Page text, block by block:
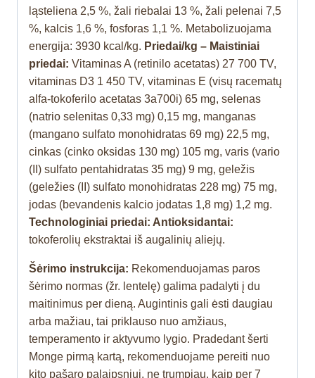
ląsteliena 2,5 %, žali riebalai 13 %, žali pelenai 7,5
%, kalcis 1,6 %, fosforas 1,1 %. Metabolizuojama
energija: 3930 kcal/kg. Priedai/kg – Maistiniai
priedai: Vitaminas A (retinilo acetatas) 27 700 TV,
vitaminas D3 1 450 TV, vitaminas E (visų racematų
alfa-tokoferilo acetatas 3a700i) 65 mg, selenas
(natrio selenitas 0,33 mg) 0,15 mg, manganas
(mangano sulfato monohidratas 69 mg) 22,5 mg,
cinkas (cinko oksidas 130 mg) 105 mg, varis (vario
(II) sulfato pentahidratas 35 mg) 9 mg, geležis
(geležies (II) sulfato monohidratas 228 mg) 75 mg,
jodas (bevandenis kalcio jodatas 1,8 mg) 1,2 mg.
Technologiniai priedai: Antioksidantai:
tokoferolių ekstraktai iš augalinių aliejų.
Šėrimo instrukcija: Rekomenduojamas paros
šėrimo normas (žr. lentelę) galima padalyti į du
maitinimus per dieną. Augintinis gali ėsti daugiau
arba mažiau, tai priklauso nuo amžiaus,
temperamento ir aktyvumo lygio. Pradedant šerti
Monge pirmą kartą, rekomenduojame pereiti nuo
kito pašaro palaipsniui, ne trumpiau, kaip per 7